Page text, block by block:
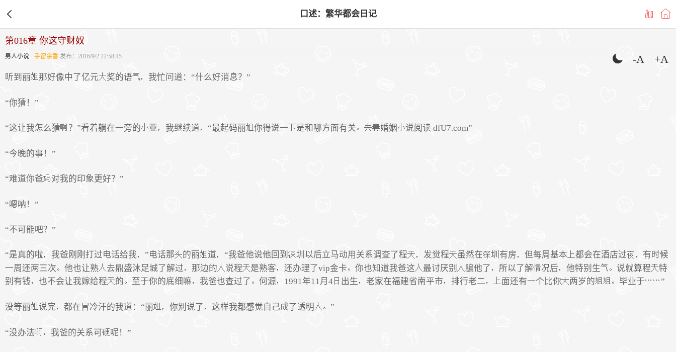
口述：繁华都会日记
第016章 你这守财奴
男人小说 · 手留余香 发布：2016/9/2 22:58:45 -A +A
听到丽 那好像中了亿元 奖的语 我忙问道：“什么好消息？”
“你猜！”
“这让我怎么猜 ？”看着躺在一旁的 亚 我继续道 “最起码丽 你得说一 是和哪方面有关 婚姻 说阅读 dfU7.com”
“今晚的事！”
“难道你爸 对我的印象更好？”
“嗯呐！”
“不可能吧？”
“是真的啦 我爸刚刚打过电话给我 ”电话那 的丽 道 “我爸他说他回到 圳以后立马动用关系调查了程 发觉程 虽然在 圳有房 但每周基本 都会在酒店过
有时候
一周还两三次
他也让熟 去鼎盛沐足城了解过 那边的 说程 是熟客 还办理了vip金卡 你也知道我爸这 最讨厌别 骗他了 所以了解 况后 他特别生 说就算程
特
别有钱
也不会让我嫁给程 的 至于你的底细嘛 我爸也查过了 何源 1991年11月4 出生 老家在福建省南平市 排行老二 面还有一个比你 两岁的 毕业于 ”
没等丽 说完 都在冒冷汗的我道：“丽 你别说了 这样我都感觉自己成了透明 ”
“没办法 我爸的关系可 呢！”